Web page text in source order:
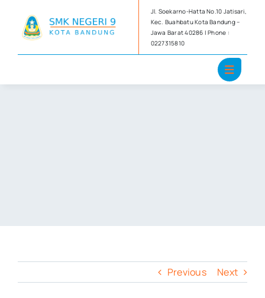
content
Jl. Soekarno-Hatta No.10 Jatisari,
Kec. Buahbatu Kota Bandung –
Jawa Barat 40286 | Phone :
0227315810
Previous Next